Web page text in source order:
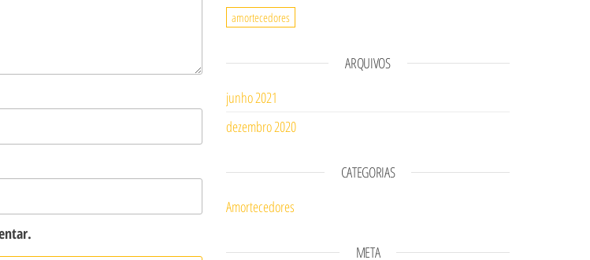
amortecedores
ARQUIVOS
junho 2021
dezembro 2020
CATEGORIAS
Amortecedores
META